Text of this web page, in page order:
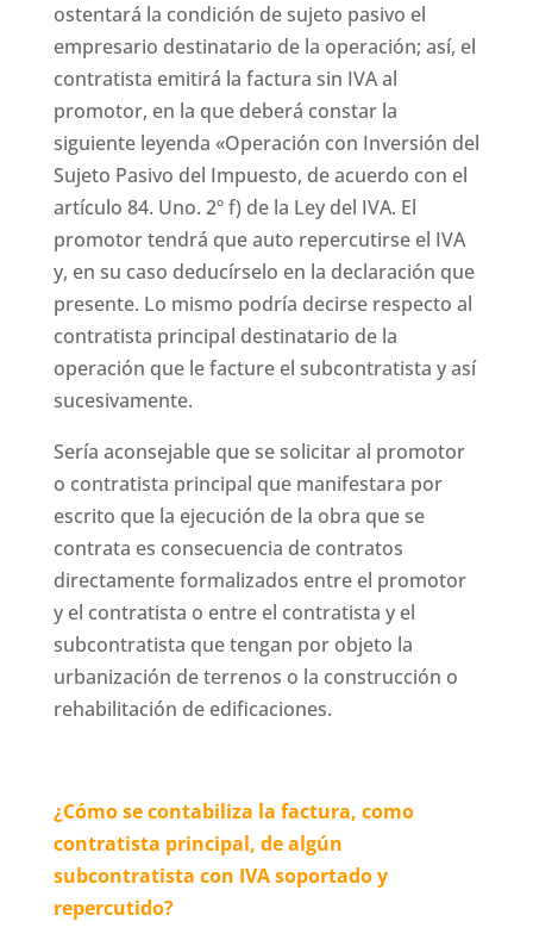
ostentará la condición de sujeto pasivo el
empresario destinatario de la operación; así, el
contratista emitirá la factura sin IVA al
promotor, en la que deberá constar la
siguiente leyenda «Operación con Inversión del
Sujeto Pasivo del Impuesto, de acuerdo con el
artículo 84. Uno. 2º f) de la Ley del IVA. El
promotor tendrá que auto repercutirse el IVA
y, en su caso deducírselo en la declaración que
presente. Lo mismo podría decirse respecto al
contratista principal destinatario de la
operación que le facture el subcontratista y así
sucesivamente.
Sería aconsejable que se solicitar al promotor
o contratista principal que manifestara por
escrito que la ejecución de la obra que se
contrata es consecuencia de contratos
directamente formalizados entre el promotor
y el contratista o entre el contratista y el
subcontratista que tengan por objeto la
urbanización de terrenos o la construcción o
rehabilitación de edificaciones.
¿Cómo se contabiliza la factura, como
contratista principal, de algún
subcontratista con IVA soportado y
repercutido?